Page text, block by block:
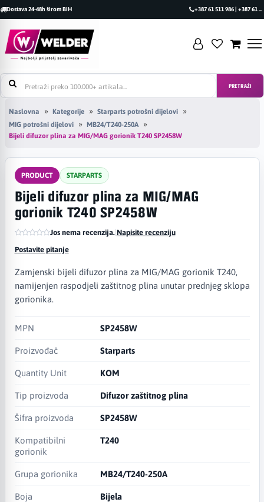
Dostava 24-48h širom BiH +387 61 511 986 | +387 61 493 470
PRETRAŽI
Naslovna Kategorije
Starparts potrošni dijelovi
MIG potrošni dijelovi
MB24/T240-250A
Bijeli difuzor plina za MIG/MAG gorionik T240 SP2458W
PRODUCT STARPARTS
Bijeli difuzor plina za MIG/MAG
gorionik T240 SP2458W
Jos nema recenzija.|Napisite recenziju
Postavite pitanje
Zamjenski bijeli difuzor plina za MIG/MAG gorionik T240,
namijenjen raspodjeli zaštitnog plina unutar prednjeg sklopa
gorionika.
MPN SP2458W
Proizvođač Starparts
Quantity Unit KOM
Tip proizvoda Difuzor zaštitnog plina
Šifra proizvoda SP2458W
Kompatibilni
gorionik
T240
Grupa gorionika MB24/T240-250A
Boja Bijela